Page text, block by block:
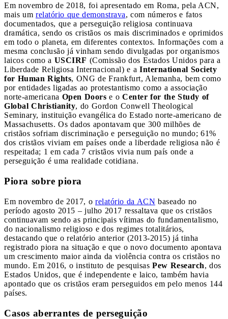
Em novembro de 2018, foi apresentado em Roma, pela ACN,
mais um relatório que demonstrava, com números e fatos
documentados, que a perseguição religiosa continuava
dramática, sendo os cristãos os mais discriminados e oprimidos
em todo o planeta, em diferentes contextos. Informações com a
mesma conclusão já vinham sendo divulgadas por organismos
laicos como a USCIRF (Comissão dos Estados Unidos para a
Liberdade Religiosa Internacional) e a International Society
for Human Rights, ONG de Frankfurt, Alemanha, bem como
por entidades ligadas ao protestantismo como a associação
norte-americana Open Doors e o Center for the Study of
Global Christianity, do Gordon Conwell Theological
Seminary, instituição evangélica do Estado norte-americano de
Massachusetts. Os dados apontavam que 300 milhões de
cristãos sofriam discriminação e perseguição no mundo; 61%
dos cristãos viviam em países onde a liberdade religiosa não é
respeitada; 1 em cada 7 cristãos vivia num país onde a
perseguição é uma realidade cotidiana.
Piora sobre piora
Em novembro de 2017, o relatório da ACN baseado no
período agosto 2015 – julho 2017 ressaltava que os cristãos
continuavam sendo as principais vítimas do fundamentalismo,
do nacionalismo religioso e dos regimes totalitários,
destacando que o relatório anterior (2013-2015) já tinha
registrado piora na situação e que o novo documento apontava
um crescimento maior ainda da violência contra os cristãos no
mundo. Em 2016, o instituto de pesquisas Pew Research, dos
Estados Unidos, que é independente e laico, também havia
apontado que os cristãos eram perseguidos em pelo menos 144
países.
Casos aberrantes de perseguição